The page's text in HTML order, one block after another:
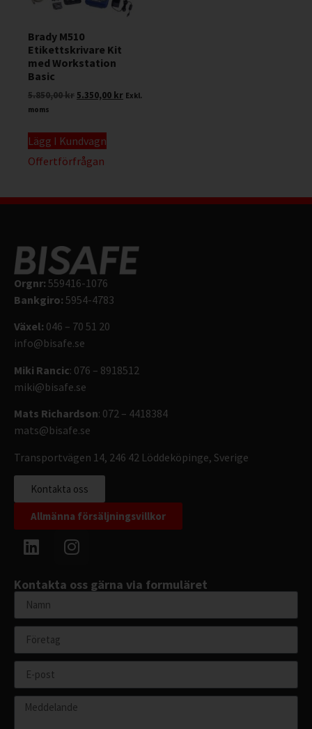
Brady M510
Etikettskrivare Kit
med Workstation
Basic
5.850,00kr5.350,00 kr Exkl.
moms
Lägg I Kundvagn
Offertförfrågan
Orgnr: 559416-1076
Bankgiro: 5954-4783
Växel: 046 – 70 51 20
info@bisafe.se
Miki Rancic: 076 – 8918512
miki@bisafe.se
Mats Richardson: 072 – 4418384
mats@bisafe.se
Transportvägen 14, 246 42 Löddeköpinge, Sverige
Kontakta oss
Allmänna försäljningsvillkor
Kontakta oss gärna via formuläret